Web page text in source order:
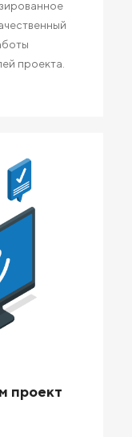
проекта.
проект